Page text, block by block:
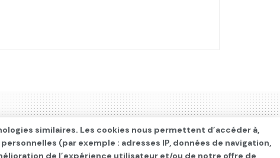
similaires. Les cookies nous permettent d’accéder à,
(par exemple : adresses IP, données de navigation,
de l’expérience utilisateur et/ou de notre offre de